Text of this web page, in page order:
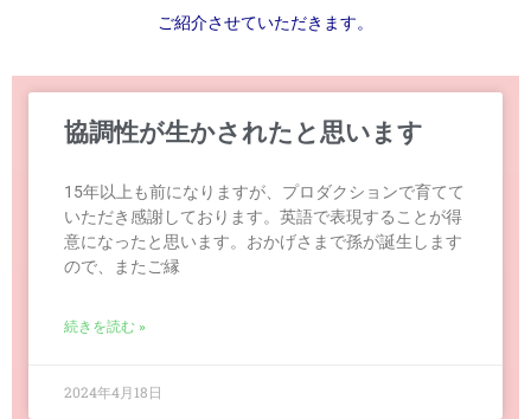
ご紹介させていただきます。
協調性が生かされたと思います
15年以上も前になりますが、プロダクションで育てて
いただき感謝しております。英語で表現することが得
意になったと思います。おかげさまで孫が誕生します
ので、またご縁
続きを読む »
2024年4月18日